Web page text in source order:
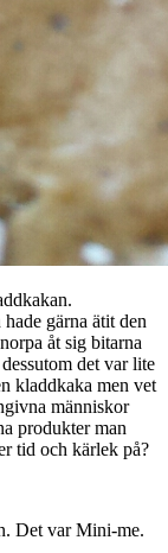
gärna ätit den
åt sig bitarna
det var lite
kladdkaka men vet
människor
produkter man
tid och kärlek på?
Det var Mini-me.